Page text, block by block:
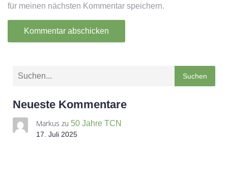
für meinen nächsten Kommentar speichern.
Suchen
Neueste Kommentare
Markus zu 50 Jahre TCN
17. Juli 2025